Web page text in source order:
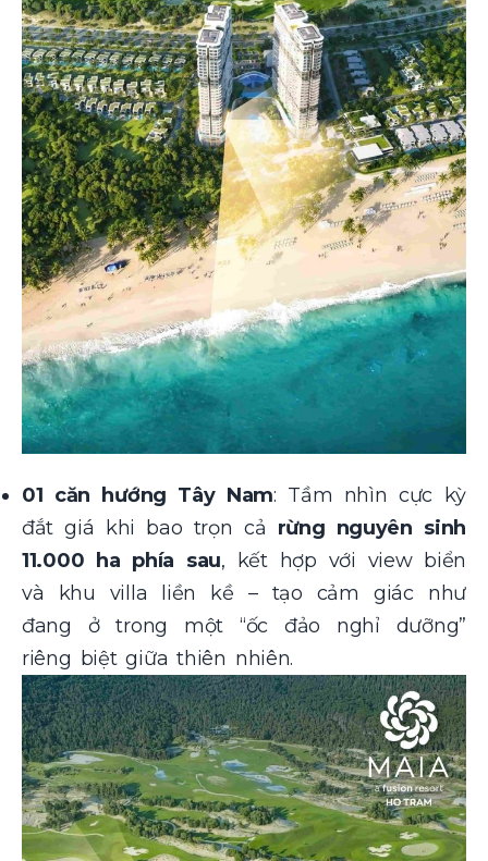
01 căn hướng Tây Nam: Tầm nhìn cực kỳ
đắt giá khi bao trọn cả rừng nguyên sinh
11.000 ha phía sau, kết hợp với view biển
và khu villa liền kề – tạo cảm giác như
đang ở trong một “ốc đảo nghỉ dưỡng”
riêng biệt giữa thiên nhiên.